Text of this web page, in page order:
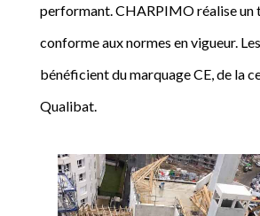
performant. CHARPIMO réalise un
conforme aux normes en vigueur.
bénéficient du marquage CE, de la
Qualibat.